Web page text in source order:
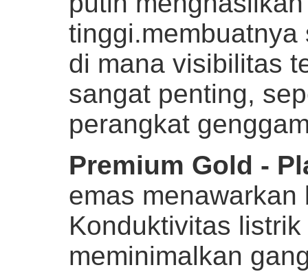
di mana visibilitas
sangat penting,
perangkat
Premium Gold -
emas
Konduktivitas
meminimalkan